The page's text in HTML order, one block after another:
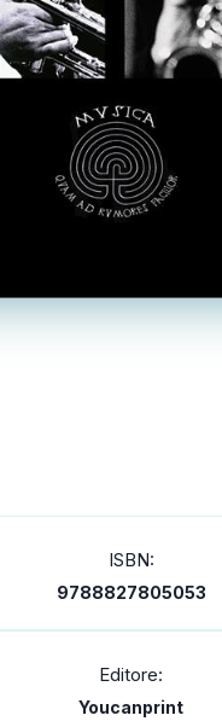
ISBN:
9788827805053
Editore:
Youcanprint